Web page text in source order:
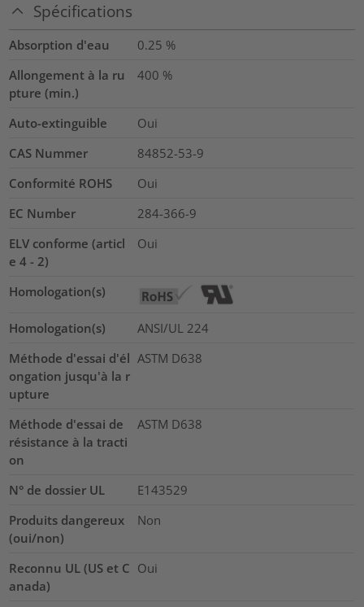
Spécifications
Absorption d'eau 0.25 %
Allongement à la ru
pture (min.)
400 %
Auto-extinguible
Oui
CAS Nummer
84852-53-9
Conformité ROHS
Oui
EC Number
284-366-9
ELV conforme (articl
e 4 - 2)
Oui
Homologation(s)
Homologation(s)
ANSI/UL 224
Méthode d'essai d'él
ongation jusqu'à la r
upture
ASTM D638
Méthode d'essai de
résistance à la tracti
on
ASTM D638
N° de dossier UL
E143529
Produits dangereux
(oui/non)
Non
Reconnu UL (US et C
anada)
Oui